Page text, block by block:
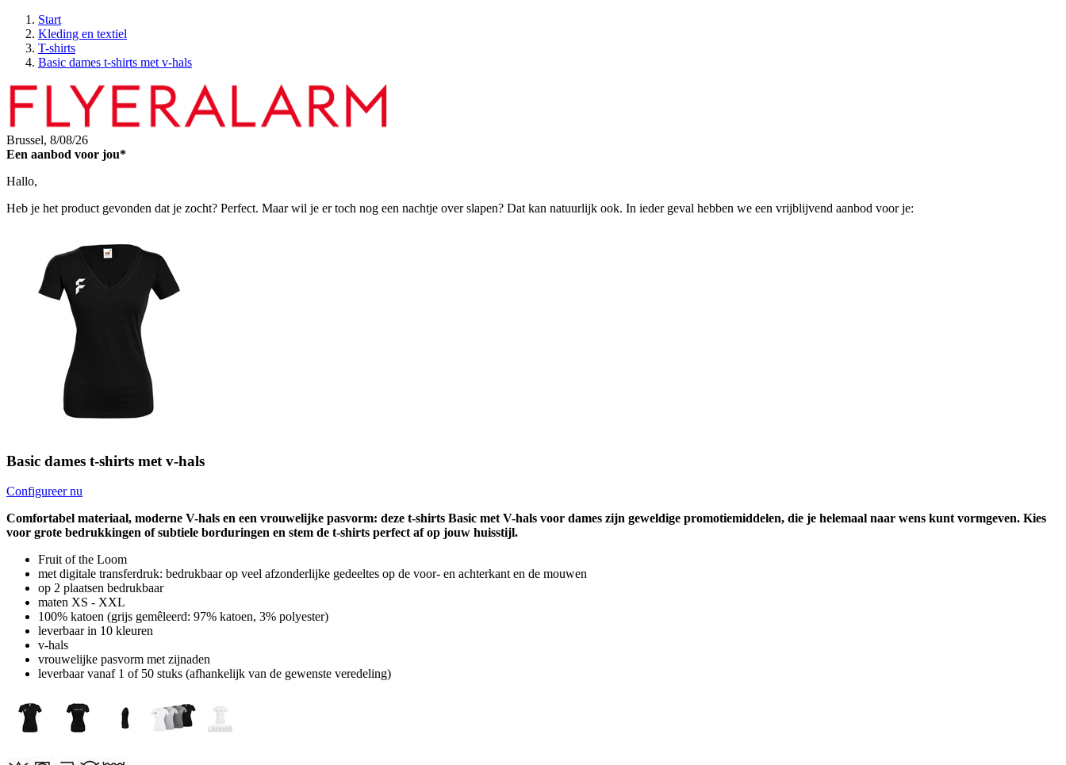
Start
Kleding en textiel
T-shirts
Basic dames t-shirts met v-hals
Brussel, 8/08/26
Een aanbod voor jou*
Hallo,
Heb je het product gevonden dat je zocht? Perfect. Maar wil je er toch nog een nachtje over slapen? Dat kan natuurlijk ook. In ieder geval hebben we een vrijblijvend aanbod voor je:
Basic dames t-shirts met v-hals
Configureer nu
Comfortabel materiaal, moderne V-hals en een vrouwelijke pasvorm: deze t-shirts Basic met V-hals voor dames zijn geweldige promotiemiddelen, die je helemaal naar wens kunt vormgeven. Kies
voor grote bedrukkingen of subtiele borduringen en stem de t-shirts perfect af op jouw huisstijl.
Fruit of the Loom
met digitale transferdruk: bedrukbaar op veel afzonderlijke gedeeltes op de voor- en achterkant en de mouwen
op 2 plaatsen bedrukbaar
maten XS - XXL
100% katoen (grijs gemêleerd: 97% katoen, 3% polyester)
leverbaar in 10 kleuren
v-hals
vrouwelijke pasvorm met zijnaden
leverbaar vanaf 1 of 50 stuks (afhankelijk van de gewenste veredeling)